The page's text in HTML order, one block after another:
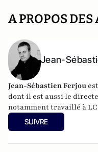
A PROPOS DES
Jean-
Jean-Sébastien Ferjou
dont il est aussi le
notamment travaillé à
télévisuelle.
SUIVRE